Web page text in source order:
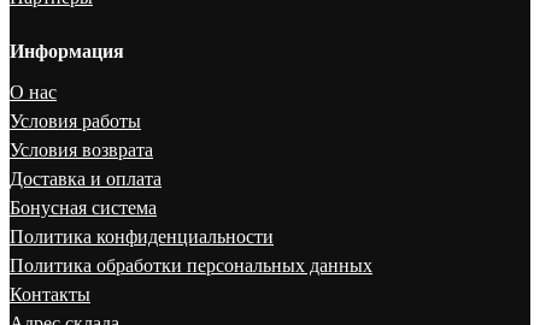
Информация
О нас
Условия работы
Условия возврата
Доставка и оплата
Бонусная система
Политика конфиденциальности
Политика обработки персональных данных
Контакты